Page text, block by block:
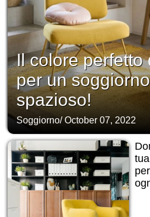
Il colore perfetto
per un
spazioso!
Soggiorno/October 07, 2022